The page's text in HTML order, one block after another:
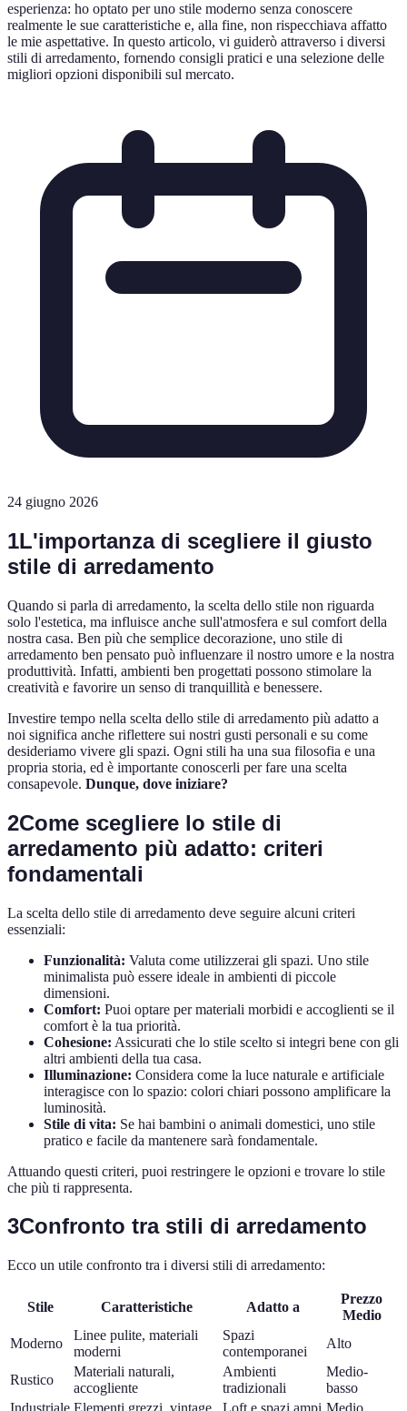
esperienza: ho optato per uno stile moderno senza conoscere
realmente le sue caratteristiche e, alla fine, non rispecchiava affatto
le mie aspettative. In questo articolo, vi guiderò attraverso i diversi
stili di arredamento, fornendo consigli pratici e una selezione delle
migliori opzioni disponibili sul mercato.
24 giugno 2026
1L'importanza di scegliere il giusto
stile di arredamento
Quando si parla di arredamento, la scelta dello stile non riguarda
solo l'estetica, ma influisce anche sull'atmosfera e sul comfort della
nostra casa. Ben più che semplice decorazione, uno stile di
arredamento ben pensato può influenzare il nostro umore e la nostra
produttività. Infatti, ambienti ben progettati possono stimolare la
creatività e favorire un senso di tranquillità e benessere.
Investire tempo nella scelta dello stile di arredamento più adatto a
noi significa anche riflettere sui nostri gusti personali e su come
desideriamo vivere gli spazi. Ogni stili ha una sua filosofia e una
propria storia, ed è importante conoscerli per fare una scelta
consapevole. Dunque, dove iniziare?
2Come scegliere lo stile di
arredamento più adatto: criteri
fondamentali
La scelta dello stile di arredamento deve seguire alcuni criteri
essenziali:
Funzionalità: Valuta come utilizzerai gli spazi. Uno stile
minimalista può essere ideale in ambienti di piccole
dimensioni.
Comfort: Puoi optare per materiali morbidi e accoglienti se il
comfort è la tua priorità.
Cohesione: Assicurati che lo stile scelto si integri bene con gli
altri ambienti della tua casa.
Illuminazione: Considera come la luce naturale e artificiale
interagisce con lo spazio: colori chiari possono amplificare la
luminosità.
Stile di vita: Se hai bambini o animali domestici, uno stile
pratico e facile da mantenere sarà fondamentale.
Attuando questi criteri, puoi restringere le opzioni e trovare lo stile
che più ti rappresenta.
3Confronto tra stili di arredamento
Ecco un utile confronto tra i diversi stili di arredamento:
Stile Caratteristiche Adatto a
Prezzo
Medio
Moderno
Linee pulite, materiali
moderni
Spazi
contemporanei
Alto
Rustico
Materiali naturali,
accogliente
Ambienti
tradizionali
Medio-
basso